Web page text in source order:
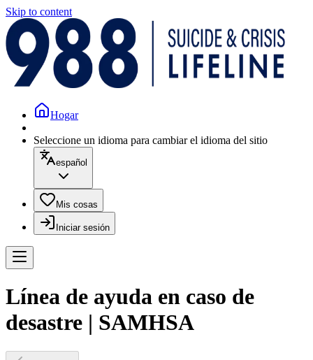
Skip to content
Hogar
Seleccione un idioma para cambiar el idioma del sitio
español
Mis cosas
Iniciar sesión
Línea de ayuda en caso de
desastre | SAMHSA